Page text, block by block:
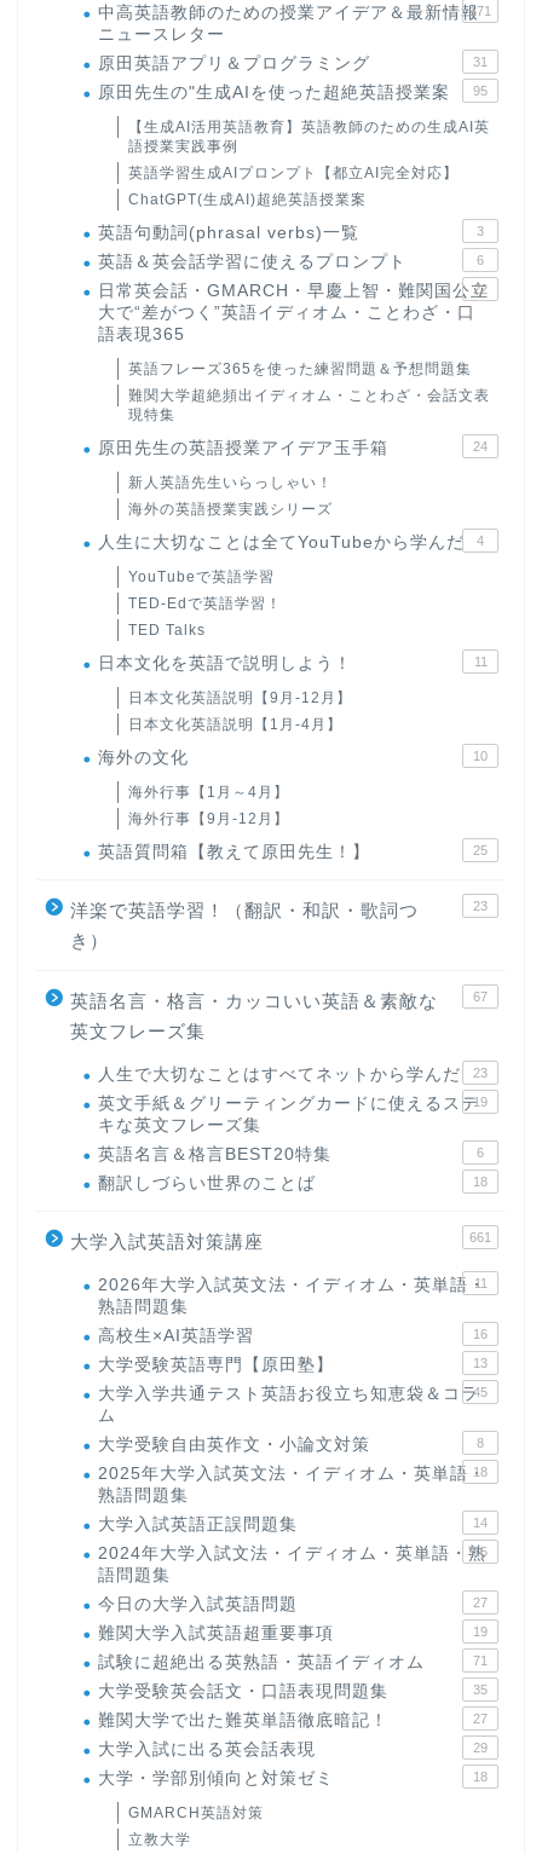
中高英語教師のための授業アイデア＆最新情報
ニュースレター
171
原田英語アプリ＆プログラミング 31
原田先生の"生成AIを使った超絶英語授業案 95
【生成AI活用英語教育】英語教師のための生成AI英
語授業実践事例
英語学習生成AIプロンプト【都立AI完全対応】
ChatGPT(生成AI)超絶英語授業案
英語句動詞(phrasal verbs)一覧 3
英語＆英会話学習に使えるプロンプト 6
日常英会話・GMARCH・早慶上智・難関国公立
大で“差がつく”英語イディオム・ことわざ・口
語表現365
22
英語フレーズ365を使った練習問題＆予想問題集
難関大学超絶頻出イディオム・ことわざ・会話文表
現特集
原田先生の英語授業アイデア玉手箱 24
新人英語先生いらっしゃい！
海外の英語授業実践シリーズ
人生に大切なことは全てYouTubeから学んだ 4
YouTubeで英語学習
TED-Edで英語学習！
TED Talks
日本文化を英語で説明しよう！ 11
日本文化英語説明【9月-12月】
日本文化英語説明【1月-4月】
海外の文化 10
海外行事【1月～4月】
海外行事【9月-12月】
英語質問箱【教えて原田先生！】 25
洋楽で英語学習！（翻訳・和訳・歌詞つ
き）
23
英語名言・格言・カッコいい英語＆素敵な
英文フレーズ集
67
人生で大切なことはすべてネットから学んだ 23
英文手紙＆グリーティングカードに使えるステ
キな英文フレーズ集
19
英語名言＆格言BEST20特集 6
翻訳しづらい世界のことば 18
大学入試英語対策講座 661
2026年大学入試英文法・イディオム・英単語・
熟語問題集
11
高校生×AI英語学習 16
大学受験英語専門【原田塾】 13
大学入学共通テスト英語お役立ち知恵袋＆コラ
ム
45
大学受験自由英作文・小論文対策 8
2025年大学入試英文法・イディオム・英単語・
熟語問題集
18
大学入試英語正誤問題集 14
2024年大学入試文法・イディオム・英単語・熟
語問題集
15
今日の大学入試英語問題 27
難関大学入試英語超重要事項 19
試験に超絶出る英熟語・英語イディオム 71
大学受験英会話文・口語表現問題集 35
難関大学で出た難英単語徹底暗記！ 27
大学入試に出る英会話表現 29
大学・学部別傾向と対策ゼミ 18
GMARCH英語対策
立教大学